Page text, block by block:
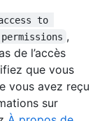
to
,
de l’accès
que vous
vous avez reçu
sur